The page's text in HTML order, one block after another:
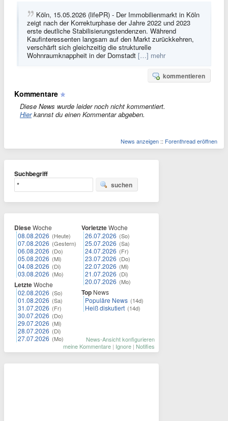
Köln, 15.05.2026 (lifePR) - Der Immobilienmarkt in Köln
zeigt nach der Korrekturphase der Jahre 2022 und 2023
erste deutliche Stabilisierungstendenzen. Während
Kaufinteressenten langsam auf den Markt zurückkehren,
verschärft sich gleichzeitig die strukturelle
Wohnraumknappheit in der Domstadt […] mehr
kommentieren
Kommentare
Diese News wurde leider noch nicht kommentiert.
Hierkannst du einen Kommentar abgeben.
News anzeigen :: Forenthread eröffnen
Suchbegriff
suchen
DieseWoche
08.08.2026 (Heute)
07.08.2026 (Gestern)
06.08.2026 (Do)
05.08.2026 (Mi)
04.08.2026 (Di)
03.08.2026 (Mo)
LetzteWoche
02.08.2026 (So)
01.08.2026 (Sa)
31.07.2026 (Fr)
30.07.2026 (Do)
29.07.2026 (Mi)
28.07.2026 (Di)
27.07.2026 (Mo)
VorletzteWoche
26.07.2026 (So)
25.07.2026 (Sa)
24.07.2026 (Fr)
23.07.2026 (Do)
22.07.2026 (Mi)
21.07.2026 (Di)
20.07.2026 (Mo)
Top News
Populäre News (14d)
Heiß diskutiert (14d)
News-Ansicht konfigurieren
meine Kommentare | Ignore | Notifies